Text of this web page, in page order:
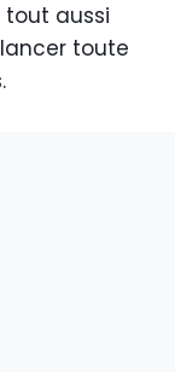
aussi
toute